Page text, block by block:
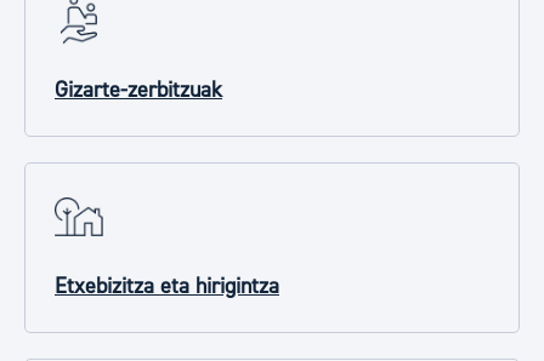
Gizarte-zerbitzuak
Etxebizitza eta hirigintza